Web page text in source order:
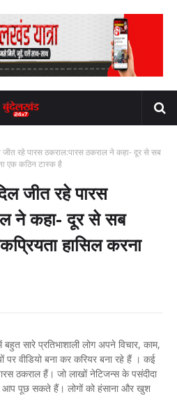
रहे पारस ठकराल:पारस ठकराल ने कहा- दूर से सब
एक कठिन टास्क है
जीत रहे पारस
ने कहा- दूर से सब
हासिल करना
सारे प्रतिभाशाली लोग अपने विचार, काम,
पर वीडियो बना कर करियर बना रहे हैं । कई
ठकराल हैं। जो लाखों नेटिजन्स के पसंदीदा
आप पूछ सकते हैं। लोगों को हंसाना और खुश